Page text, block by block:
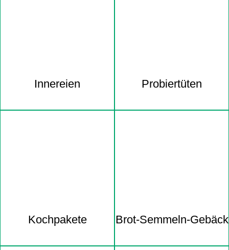
Innereien Probiertüten
Kochpakete Brot-Semmeln-Gebäck